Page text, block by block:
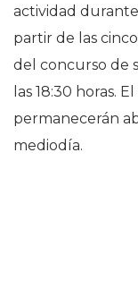
actividad
partir de las
del concurso de
las 18:30 horas.
permanecerán
mediodía.